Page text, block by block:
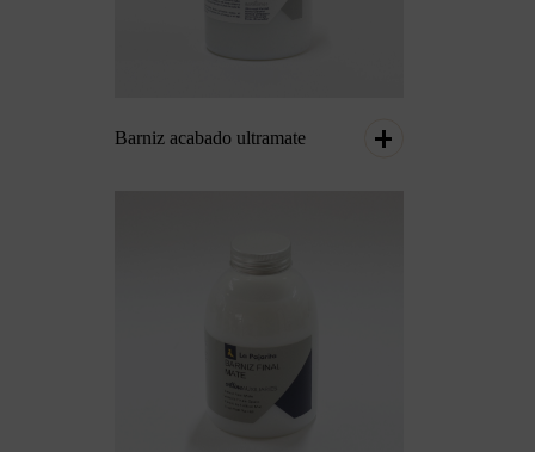
Barniz acabado ultramate